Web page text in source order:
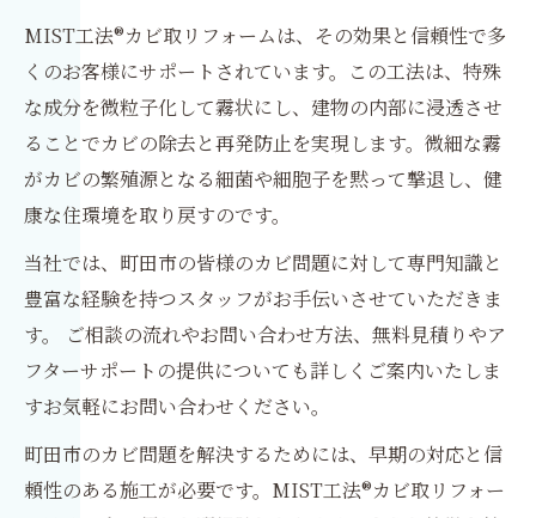
MIST工法®カビ取リフォームは、その効果と信頼性で多
くのお客様にサポートされています。この工法は、特殊
な成分を微粒子化して霧状にし、建物の内部に浸透させ
ることでカビの除去と再発防止を実現します。微細な霧
がカビの繁殖源となる細菌や細胞子を黙って撃退し、健
康な住環境を取り戻すのです。
当社では、町田市の皆様のカビ問題に対して専門知識と
豊富な経験を持つスタッフがお手伝いさせていただきま
す。 ご相談の流れやお問い合わせ方法、無料見積りやア
フターサポートの提供についても詳しくご案内いたしま
すお気軽にお問い合わせください。
町田市のカビ問題を解決するためには、早期の対応と信
頼性のある施工が必要です。MIST工法®カビ取リフォー